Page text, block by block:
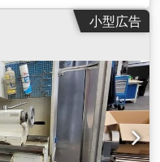
, 開口幅:340 mm, 入力電
小型広告